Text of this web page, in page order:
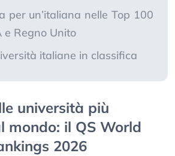
per un’italiana nelle Top 100
e Regno Unito
italiane in classifica
università più
mondo: il QS World
2026